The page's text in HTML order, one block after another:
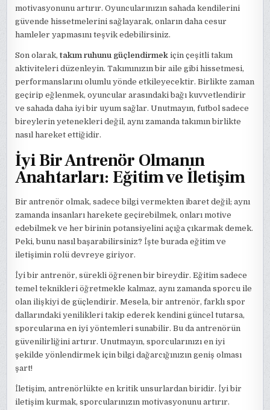
motivasyonunu artırır. Oyuncularınızın sahada kendilerini
güvende hissetmelerini sağlayarak, onların daha cesur
hamleler yapmasını teşvik edebilirsiniz.
Son olarak,takım ruhunu güçlendirmek için çeşitli takım
aktiviteleri düzenleyin. Takımınızın bir aile gibi hissetmesi,
performanslarını olumlu yönde etkileyecektir. Birlikte zaman
geçirip eğlenmek, oyuncular arasındaki bağı kuvvetlendirir
ve sahada daha iyi bir uyum sağlar. Unutmayın, futbol sadece
bireylerin yetenekleri değil, aynı zamanda takımın birlikte
nasıl hareket ettiğidir.
İyi Bir Antrenör Olmanın
Anahtarları: Eğitim ve İletişim
Bir antrenör olmak, sadece bilgi vermekten ibaret değil; aynı
zamanda insanları harekete geçirebilmek, onları motive
edebilmek ve her birinin potansiyelini açığa çıkarmak demek.
Peki, bunu nasıl başarabilirsiniz? İşte burada eğitim ve
iletişimin rolü devreye giriyor.
İyi bir antrenör, sürekli öğrenen bir bireydir. Eğitim sadece
temel teknikleri öğretmekle kalmaz, aynı zamanda sporcu ile
olan ilişkiyi de güçlendirir. Mesela, bir antrenör, farklı spor
dallarındaki yenilikleri takip ederek kendini güncel tutarsa,
sporcularına en iyi yöntemleri sunabilir. Bu da antrenörün
güvenilirliğini artırır. Unutmayın, sporcularınızı en iyi
şekilde yönlendirmek için bilgi dağarcığınızın geniş olması
şart!
İletişim, antrenörlükte en kritik unsurlardan biridir. İyi bir
iletişim kurmak, sporcularınızın motivasyonunu artırır.